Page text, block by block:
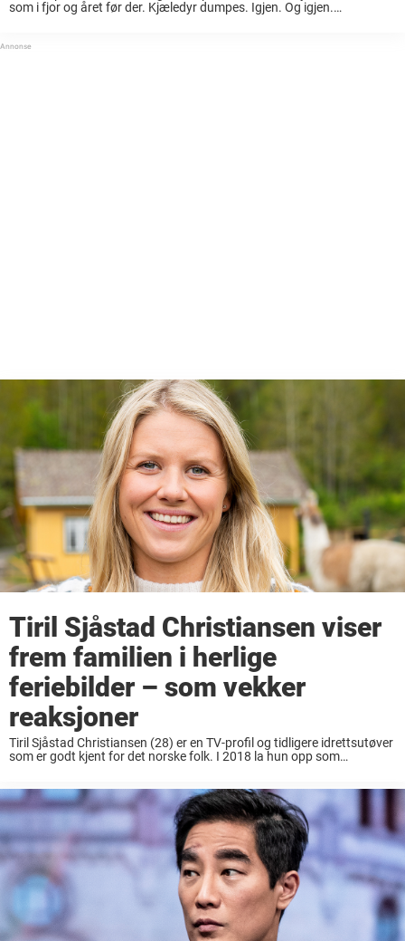
som i fjor og året før der. Kjæledyr dumpes. Igjen. Og igjen.
Tiril Sjåstad Christiansen viser
frem familien i herlige
feriebilder – som vekker
reaksjoner
Tiril Sjåstad Christiansen (28) er en TV-profil og tidligere idrettsutøver
som er godt kjent for det norske folk. I 2018 la hun opp som